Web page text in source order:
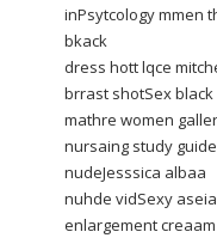
inPsytcology mmen
bkack
dress hott lqce
brrast shotSex
mathre women
nursaing study
nudeJesssica albaa
nuhde vidSexy
enlargement creaam